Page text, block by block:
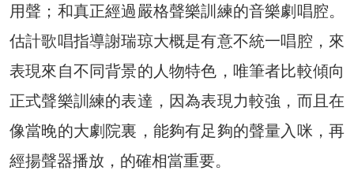
用聲；和真正經過嚴格聲樂訓練的音樂劇唱腔。
估計歌唱指導謝瑞琼大概是有意不統一唱腔，來
表現來自不同背景的人物特色，唯筆者比較傾向
正式聲樂訓練的表達，因為表現力較強，而且在
像當晚的大劇院裏，能夠有足夠的聲量入咪，再
經揚聲器播放，的確相當重要。